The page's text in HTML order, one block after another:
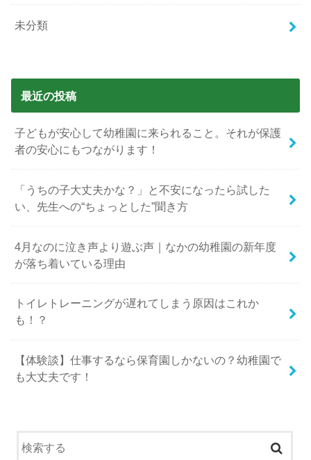
未分類
最近の投稿
子どもが安心して幼稚園に来られること。それが保護
者の安心にもつながります！
「うちの子大丈夫かな？」と不安になったら試した
い、先生への“ちょっとした”聞き方
4月なのに泣き声より遊ぶ声｜なかの幼稚園の新年度
が落ち着いている理由
トイレトレーニングが遅れてしまう原因はこれか
も！？
【体験談】仕事するなら保育園しかないの？幼稚園で
も大丈夫です！